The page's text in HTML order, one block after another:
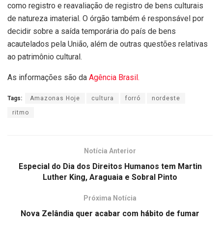
como registro e reavaliação de registro de bens culturais
de natureza imaterial. O órgão também é responsável por
decidir sobre a saída temporária do país de bens
acautelados pela União, além de outras questões relativas
ao patrimônio cultural.
As informações são da Agência Brasil.
Tags: Amazonas Hoje cultura forró nordeste
ritmo
Notícia Anterior
Especial do Dia dos Direitos Humanos tem Martin
Luther King, Araguaia e Sobral Pinto
Próxima Notícia
Nova Zelândia quer acabar com hábito de fumar